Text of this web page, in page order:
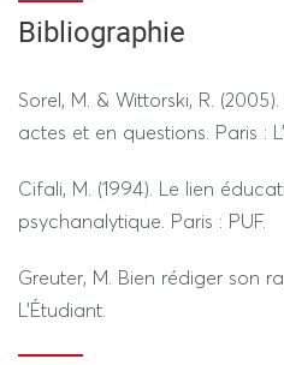
Bibliographie
Sorel, M. & Wittorski, R.
actes et en questions. Paris :
Cifali, M. (1994). Le lien
psychanalytique. Paris : PUF.
Greuter, M. Bien rédiger son
L'Étudiant.